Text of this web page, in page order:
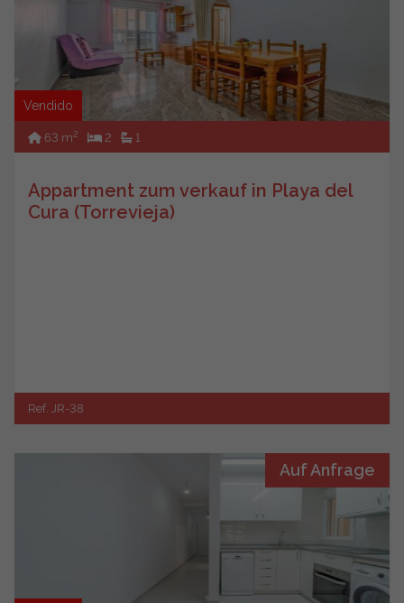
Vendido
63 m2 2 1
Appartment zum verkauf in Playa del
Cura (Torrevieja)
Ref. JR-38
Auf Anfrage